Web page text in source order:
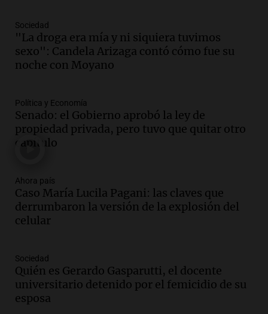
Audio.La peregrinación de San
Cayetano en Argentina: fe, trabajo y
agradecimiento
Audio.Detuvieron al hijo de Fran
Riquelme tras un operativo con 10
allanamientos en Rosario
Noticias Rosario
Audio.
anticipa humilidad en el Santuario de
San Cayetano
Panorama Federal
Audio.
anticipa su homilía en el Santuario de
San Cayetano en Liniers
Panorama Federal
Episodios
Sociedad
"La droga era mía y ni siquiera tuvimos
sexo": Candela Arizaga contó cómo fue su
noche con Moyano
Política y Economía
Senado: el Gobierno aprobó la ley de
propiedad privada, pero tuvo que quitar otro
capítulo
Ahora país
Caso María Lucila Pagani: las claves que
derrumbaron la versión de la explosión del
celular
Sociedad
Quién es Gerardo Gasparutti, el docente
universitario detenido por el femicidio de su
esposa